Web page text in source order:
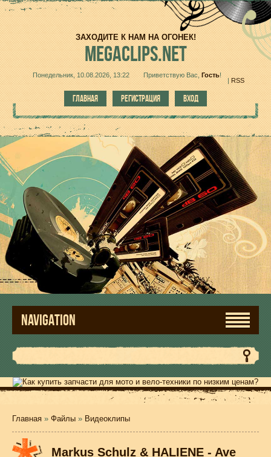
ЗАХОДИТЕ К НАМ НА ОГОНЕК!
MEGACLIPS.NET
Понедельник, 10.08.2026, 13:22 Приветствую Вас Гость!
| RSS
ГЛАВНАЯ РЕГИСТРАЦИЯ ВХОД
NAVIGATION
Главная » Файлы » Видеоклипы
Markus Schulz & HALIENE - Ave